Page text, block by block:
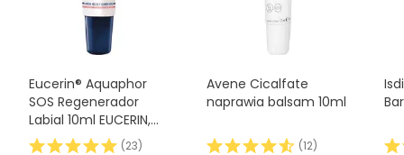
Eucerin® Aquaphor
SOS Regenerador
Labial 10ml EUCERIN,
(Código PF )
(23)
Avene Cicalfate
naprawia balsam 10ml
(12)